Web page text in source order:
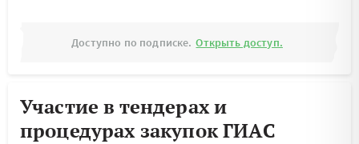
Доступно по подписке. Открыть доступ.
Участие в тендерах и
процедурах закупок ГИАС